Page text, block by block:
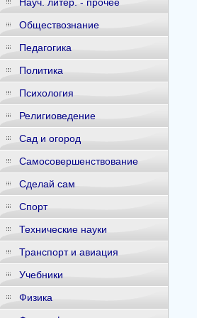
Обществознание
Педагогика
Политика
Психология
Религиоведение
Сад и огород
Самосовершенствование
Сделай сам
Спорт
Технические науки
Транспорт и авиация
Учебники
Физика